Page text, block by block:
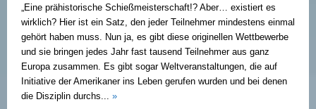
„Eine prähistorische Schießmeisterschaft!? Aber… existiert es
wirklich? Hier ist ein Satz, den jeder Teilnehmer mindestens einmal
gehört haben muss. Nun ja, es gibt diese originellen Wettbewerbe
und sie bringen jedes Jahr fast tausend Teilnehmer aus ganz
Europa zusammen. Es gibt sogar Weltveranstaltungen, die auf
Initiative der Amerikaner ins Leben gerufen wurden und bei denen
die Disziplin durchs... »